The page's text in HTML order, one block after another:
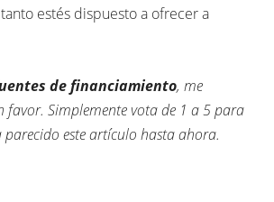
estés dispuesto a ofrecer a
de financiamiento, me
favor. Simplemente vota de 1 a 5 para
parecido este artículo hasta ahora.